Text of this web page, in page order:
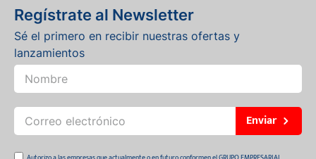
Regístrate al Newsletter
Sé el primero en recibir nuestras ofertas y
lanzamientos
Enviar